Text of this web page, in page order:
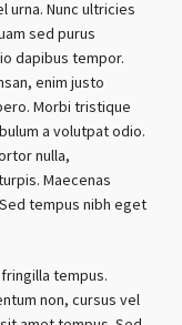
urna. Nunc ultricies
sed purus
dapibus tempor.
enim justo
Morbi tristique
a volutpat odio.
nulla,
Maecenas
tempus nibh eget
tempus.
non, cursus vel